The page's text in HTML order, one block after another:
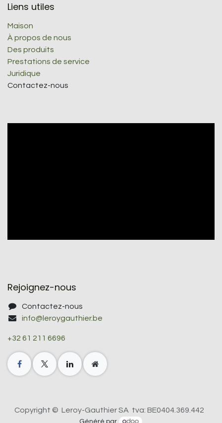
Liens utiles
Maison
À propos de nous
Des produits
Prestations de service
Juridique
Contactez-nous
Rejoignez-nous
Contactez-nous
info@leroygauthier.be
+32 61 211 6696
Copyright © Leroy-Gauthier SA tva: BE0404.369.442